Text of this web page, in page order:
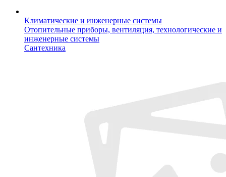
Климатические и инженерные системы
Отопительные приборы, вентиляция, технологические и
инженерные системы
Сантехника